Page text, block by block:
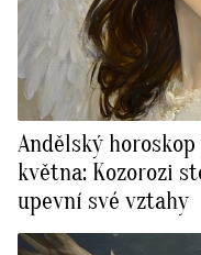
Andělský horoskop
května: Kozorozi
upevní své vztahy